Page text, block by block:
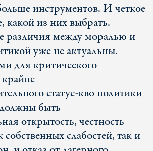
инструментов. И четкое
какой из них выбрать.
различия между моралью и
уже не актуальны.
для критического
статус-кво политики
быть
открытость, честность
собственных слабостей, так и